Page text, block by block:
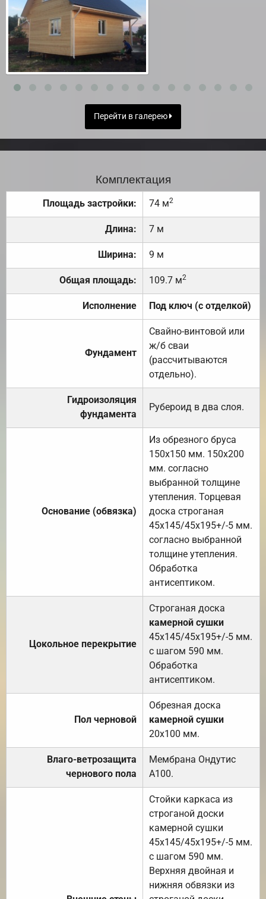
Перейти в галерею
Комплектация
Площадь застройки: 74 м2
Длина: 7 м
Ширина: 9 м
Общая площадь: 109.7 м2
Исполнение Под ключ (с отделкой)
Фундамент
Свайно-винтовой или
ж/б сваи
(рассчитываются
отдельно).
Гидроизоляция
фундамента
Рубероид в два слоя.
Основание (обвязка)
Из обрезного бруса
150х150 мм. 150х200
мм. согласно
выбранной толщине
утепления. Торцевая
доска строганая
45х145/45х195+/-5 мм.
согласно выбранной
толщине утепления.
Обработка
антисептиком.
Цокольное перекрытие
Строганая доска
камерной сушки
45х145/45х195+/-5 мм.
с шагом 590 мм.
Обработка
антисептиком.
Пол черновой
Обрезная доска
камерной сушки
20х100 мм.
Влаго-ветрозащита
чернового пола
Мембрана Ондутис
А100.
Стойки каркаса из
строганой доски
камерной сушки
45х145/45х195+/-5 мм.
с шагом 590 мм.
Верхняя двойная и
нижняя обвязки из